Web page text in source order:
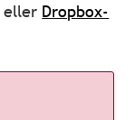
eller Dropbox-